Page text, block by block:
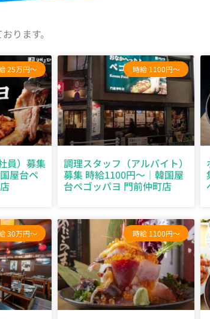
ります。
25万円～
員）募集
屋台ペ
時給 1100円～
調理スタッフ（アルバイト）
募集 時給1100円～｜韓国屋
台ペゴッパヨ 門前仲町店
30万円～ 時給 1100円～